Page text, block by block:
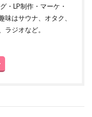
・LP制作・マーケ・
味はサウナ、オタク、
ジオなど。